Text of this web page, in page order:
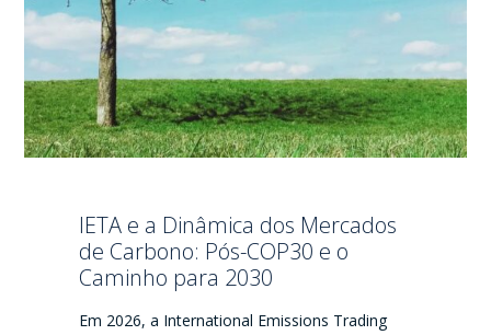
IETA e a Dinâmica dos Mercados
de Carbono: Pós-COP30 e o
Caminho para 2030
Em 2026, a International Emissions Trading